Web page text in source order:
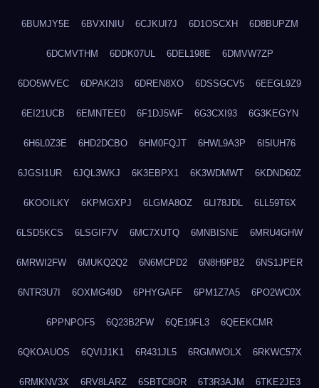
6BUMJY5E 6BVXINIU 6CJKUI7J 6D1OSCXH 6D8BUPZM
6DCMVTHM 6DDK07UL 6DEL198E 6DMVW7ZP
6DO5WVEC 6DPAK2I3 6DREN8XO 6DSSGCV5 6EEGL9Z9
6EI21UCB 6EMNTEE0 6F1DJ5WF 6G3CXI93 6G3KEGYN
6H6L0Z3E 6HD2DCBO 6HM0FQJT 6HWL9A3P 6I5IUH76
6JGSI1UR 6JQL3WKJ 6K3EBPX1 6K3WDMWT 6KDND60Z
6KOOILKY 6KPMGXPJ 6LGMA8OZ 6LI78JDL 6LL59T6X
6LSD5KCS 6LSGIF7V 6MC7XUTQ 6MNBISNE 6MRU4GHW
6MRWI2FW 6MUKQ2Q2 6N6MCPD2 6N8H9PB2 6NS1JPER
6NTR3U7I 6OXMG49D 6PHYGAFF 6PM1Z7A5 6PO2WC0X
6PPNPOF5 6Q23B2FW 6QE19FL3 6QEEKCMR
6QKOAUOS 6QVIJ1K1 6R431JL5 6RGMWOLX 6RKWC57X
6RMKNV3X 6RV8LARZ 6SBTC8OR 6T3R3AJM 6TKE2JE3